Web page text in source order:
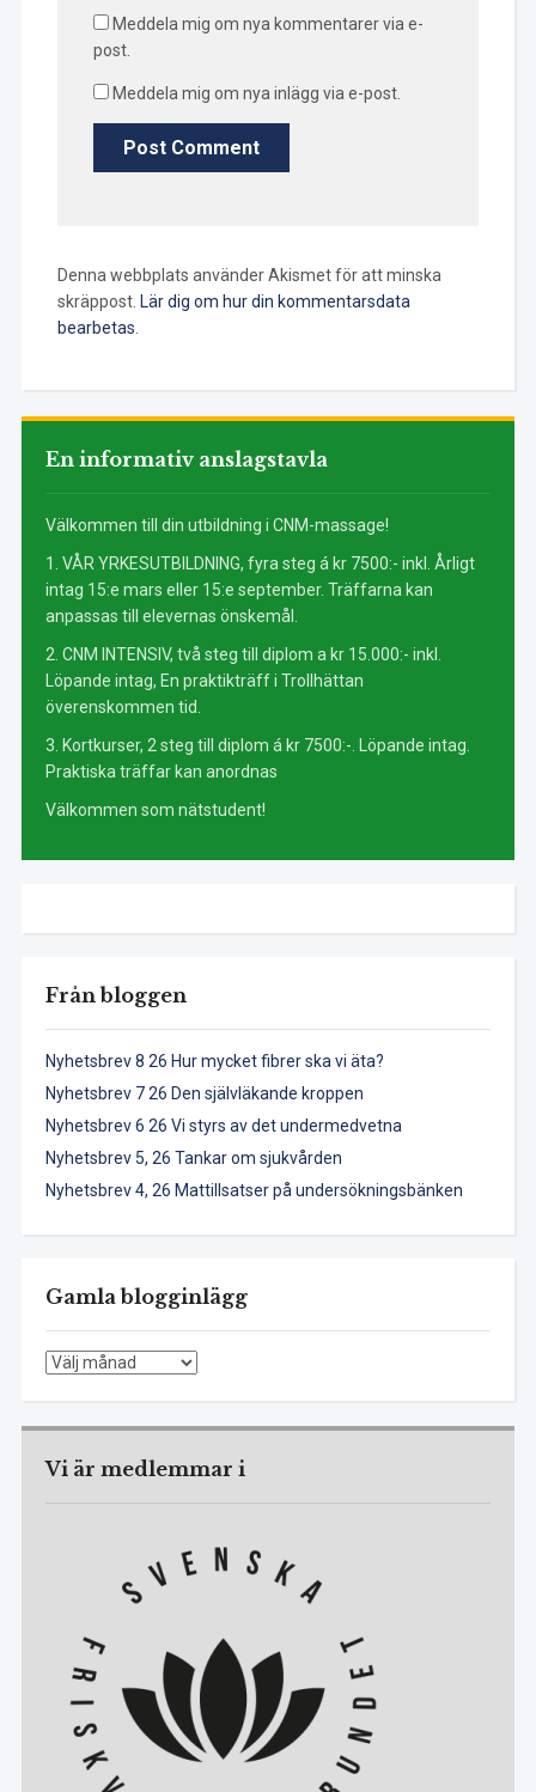
En informativ anslagstavla
Välkommen till din utbildning i CNM-massage!
1. VÅR YRKESUTBILDNING, fyra steg á kr 7500:- inkl. Årligt
intag 15:e mars eller 15:e september. Träffarna kan
anpassas till elevernas önskemål.
2. CNM INTENSIV, två steg till diplom a kr 15.000:- inkl.
Löpande intag, En praktikträff i Trollhättan
överenskommen tid.
3. Kortkurser, 2 steg till diplom á kr 7500:-. Löpande intag.
Praktiska träffar kan anordnas
Välkommen som nätstudent!
Från bloggen
Nyhetsbrev 8 26 Hur mycket fibrer ska vi äta?
Nyhetsbrev 7 26 Den självläkande kroppen
Nyhetsbrev 6 26 Vi styrs av det undermedvetna
Nyhetsbrev 5, 26 Tankar om sjukvården
Nyhetsbrev 4, 26 Mattillsatser på undersökningsbänken
Gamla blogginlägg
Gamla
Meddela mig om nya kommentarer via e-
post.
Meddela mig om nya inlägg via e-post.
Denna webbplats använder Akismet för att minska
skräppost. Lär dig om hur din kommentarsdata
bearbetas
Vi är medlemmar i